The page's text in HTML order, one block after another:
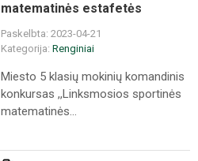
matematinės estafetės
Paskelbta: 2023-04-21
Kategorija:Renginiai
Miesto 5 klasių mokinių komandinis
konkursas ,,Linksmosios sportinės
matematinės...